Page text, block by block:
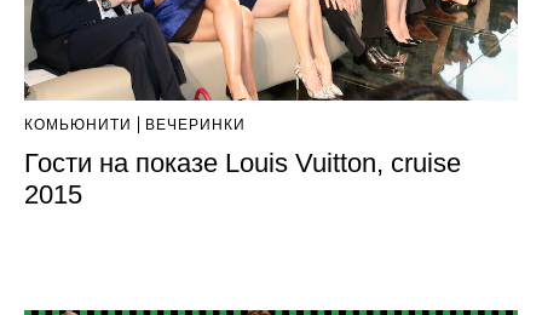
КОМЬЮНИТИ ВЕЧЕРИНКИ
Гости на показе Louis Vuitton, cruise
2015